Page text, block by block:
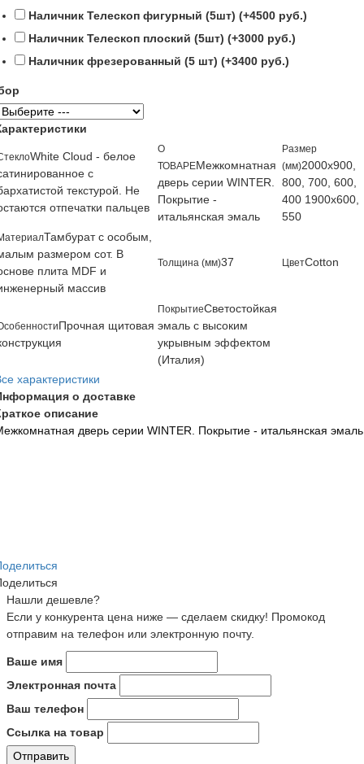
Наличник Телескоп фигурный (5шт) (+4500 руб.)
Наличник Телескоп плоский (5шт) (+3000 руб.)
Наличник фрезерованный (5 шт) (+3400 руб.)
White Cloud - белое
с
текстурой. Не
отпечатки пальцев
О
ТОВАРЕМежкомнатная
дверь серии WINTER.
Покрытие -
итальянская эмаль
Размер
(мм)2000х900,
800, 700, 600,
400 1900х600,
550
Тамбурат с особым,
размером сот. В
плита MDF и
массив
Толщина (мм)37 ЦветCotton
Прочная щитовая
ПокрытиеСветостойкая
эмаль с высоким
укрывным эффектом
(Италия)
характеристики
о доставке
описание
дверь серии WINTER. Покрытие - итальянская
Нашли дешевле?
Если у конкурента цена ниже — сделаем скидку! Промокод
отправим на телефон или электронную почту.
Ваше имя
Электронная почта
Ваш телефон
Ссылка на товар
Отправить